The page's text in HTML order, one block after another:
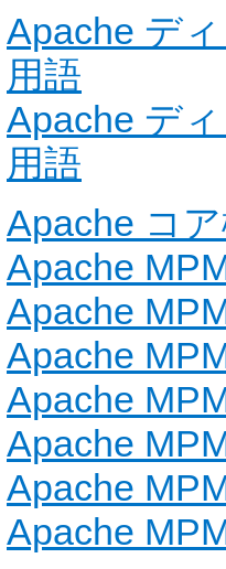
Apache デ
用語
Apache デ
用語
Apache コ
Apache
Apache
Apache
Apache
Apache
Apache
Apache